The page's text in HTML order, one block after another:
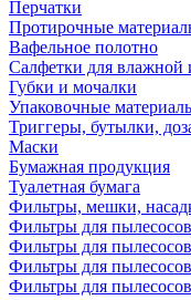
Перчатки
Протирочные
Вафельное полотно
Салфетки для влажной
Губки и мочалки
Упаковочные
Триггеры, бутылки,
Маски
Бумажная продукция
Туалетная бумага
Фильтры, мешки,
Фильтры для пылесосов
Фильтры для
Фильтры для
Фильтры для